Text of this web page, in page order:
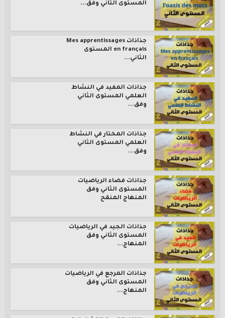
المستوى الثاني وفق...
جذاذات Mes apprentissages
en français المستوى
الثاني...
جذاذات المفيد في النشاط
العلمي المستوى الثاني
وفق...
جذاذات المختار في النشاط
العلمي المستوى الثاني
وفق...
جذاذات فضاء الرياضيات
المستوى الثاني وفق
المنهاج المنقح
جذاذات الجيد في الرياضيات
المستوى الثاني وفق
المنهاج...
جذاذات المرجع في الرياضيات
المستوى الثاني وفق
المنهاج...